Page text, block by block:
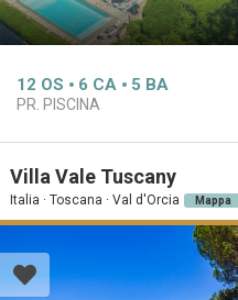
12 OS 6 CA 5 BA
PR. PISCINA
Villa Vale Tuscany
Italia · Toscana · Val d'Orcia Mappa